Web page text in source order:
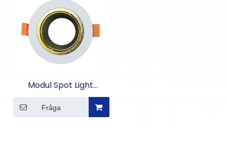
Modul Spot Light
Fråga